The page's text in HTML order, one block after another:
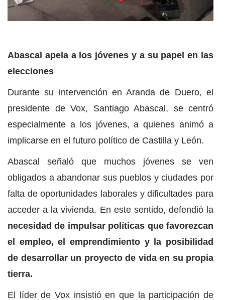
Abascal apela a los jóvenes y a su papel en las
elecciones
Durante su intervención en Aranda de Duero, el
presidente de Vox, Santiago Abascal, se centró
especialmente a los jóvenes, a quienes animó a
implicarse en el futuro político de Castilla y León.
Abascal señaló que muchos jóvenes se ven
obligados a abandonar sus pueblos y ciudades por
falta de oportunidades laborales y dificultades para
acceder a la vivienda. En este sentido, defendió la
necesidad de impulsar políticas que favorezcan
el empleo, el emprendimiento y la posibilidad
de desarrollar un proyecto de vida en su propia
tierra.
El líder de Vox insistió en que la participación de